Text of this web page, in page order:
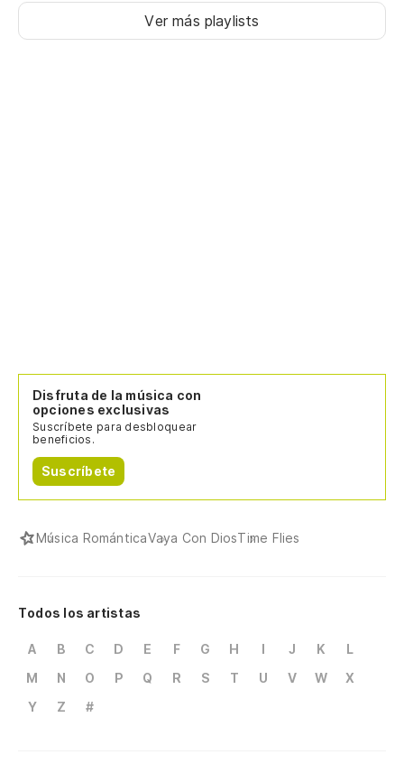
Ver más playlists
Disfruta de la música con
opciones exclusivas
Suscríbete para desbloquear
beneficios.
Suscríbete
Música RománticaVaya Con DiosTime Flies
Todos los artistas
A B C D E F G H I J K
L
M
N O P Q R S T U V W
X
Y
Z #